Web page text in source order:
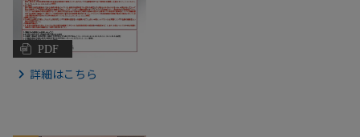
PDF
詳細はこちら